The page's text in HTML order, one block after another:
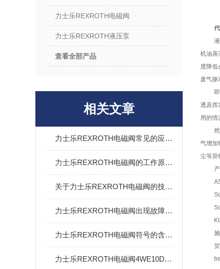
力士乐REXROTH电磁阀
力士乐REXROTH液压泵
查看全部产品
相关文章
力士乐REXROTH电磁阀常见的应用有哪些？
力士乐REXROTH电磁阀的工作原理及安装操作步骤
关于力士乐REXROTH电磁阀的技术发展概况分享
力士乐REXROTH电磁阀出现故障不要怕，防范方法要牢记
力士乐REXROTH电磁阀符号的含义是什么
力士乐REXROTH电磁阀4WE10D33/OFCG220N9K4技术资料
机油蒸
度降低
废气驱
透及挥
用的情
气增加
尘等异